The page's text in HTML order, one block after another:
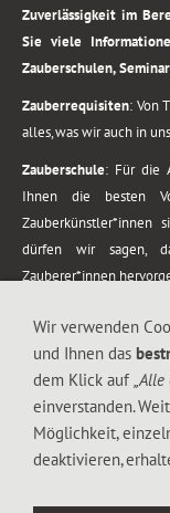
Zuverlässigkeit im
Sie viele
Zauberschulen,
Zauberrequisiten: Von
alles, was wir auch in
Zauberschule: Für die
Ihnen die besten
Zauberkünstler*innen
dürfen wir sagen,
Zauberer*innen
vom Kinderprogramm
meiner Zauber-
gewürzt mit Gags und
Wir verwenden
und Ihnen das
dem Klick auf „Alle
einverstanden.
Möglichkeit,
deaktivieren,